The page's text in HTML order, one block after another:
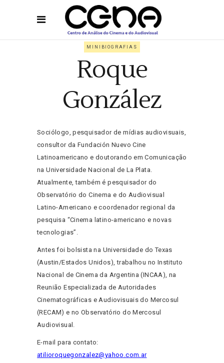
MINIBIOGRAFIAS
Roque
González
Sociólogo, pesquisador de mídias audiovisuais,
consultor da Fundación Nuevo Cine
Latinoamericano e doutorando em Comunicação
na Universidade Nacional de La Plata.
Atualmente, também é pesquisador do
Observatório do Cinema e do Audiovisual
Latino-Americano e coordenador regional da
pesquisa “Cinema latino-americano e novas
tecnologias”.
Antes foi bolsista na Universidade do Texas
(Austin/Estados Unidos), trabalhou no Instituto
Nacional de Cinema da Argentina (INCAA), na
Reunião Especializada de Autoridades
Cinematográficas e Audiovisuais do Mercosul
(RECAM) e no Observatório do Mercosul
Audiovisual.
E-mail para contato:
atilioroquegonzalez@yahoo.com.ar